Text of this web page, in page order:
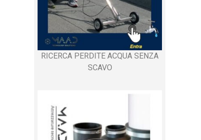
RICERCA PERDITE ACQUA SENZA
SCAVO